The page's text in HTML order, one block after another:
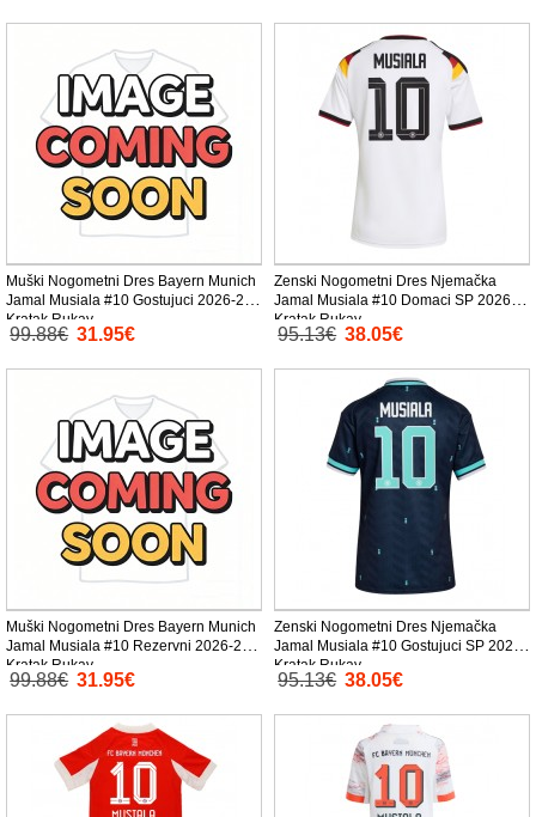
Muški Nogometni Dres Bayern Munich
Jamal Musiala #10 Gostujuci 2026-27
Kratak Rukav
99.88€ 31.95€
Zenski Nogometni Dres Njemačka
Jamal Musiala #10 Domaci SP 2026
Kratak Rukav
95.13€ 38.05€
Muški Nogometni Dres Bayern Munich
Jamal Musiala #10 Rezervni 2026-27
Kratak Rukav
99.88€ 31.95€
Zenski Nogometni Dres Njemačka
Jamal Musiala #10 Gostujuci SP 2026
Kratak Rukav
95.13€ 38.05€